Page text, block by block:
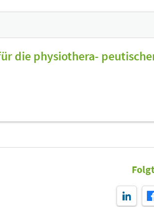
die physiothera-